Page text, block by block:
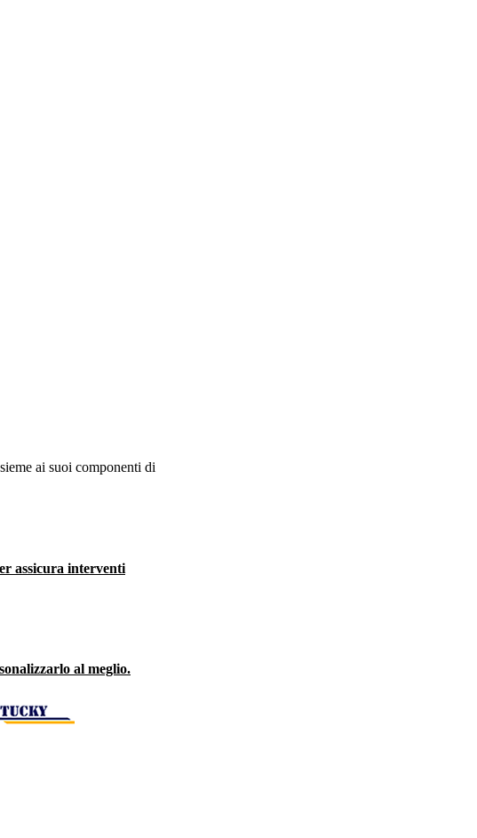
ai suoi componenti di
assicura interventi
al meglio.